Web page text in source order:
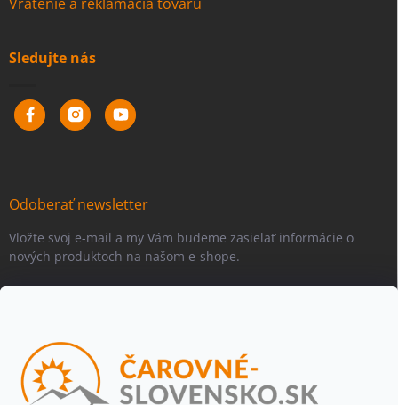
Sledujte nás
Odoberať newsletter
Vložte svoj e-mail a my Vám budeme zasielať informácie o
nových produktoch na našom e-shope.
Vložením e-mailu súhlasíte spodmienkami ochrany osobných
údajov